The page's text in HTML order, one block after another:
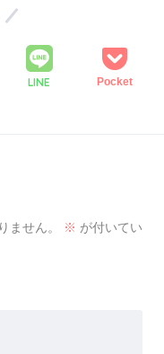
LINE Pocket
ません。 ※ が付いてい